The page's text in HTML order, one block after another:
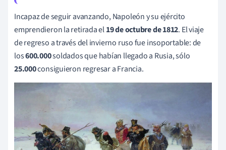
Incapaz de seguir avanzando, Napoleón y su ejército
emprendieron la retirada el19 de octubre de 1812. El viaje
de regreso a través del invierno ruso fue insoportable: de
los600.000soldados que habían llegado a Rusia, sólo
25.000consiguieron regresar a Francia.